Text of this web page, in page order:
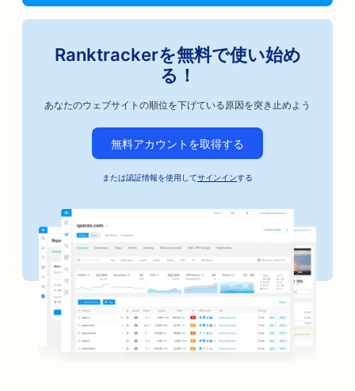
Ranktrackerを無料で使い始め
る！
あなたのウェブサイトの順位を下げている原因を突き止めよう
無料アカウントを取得する
または認証情報を使用してサインインする